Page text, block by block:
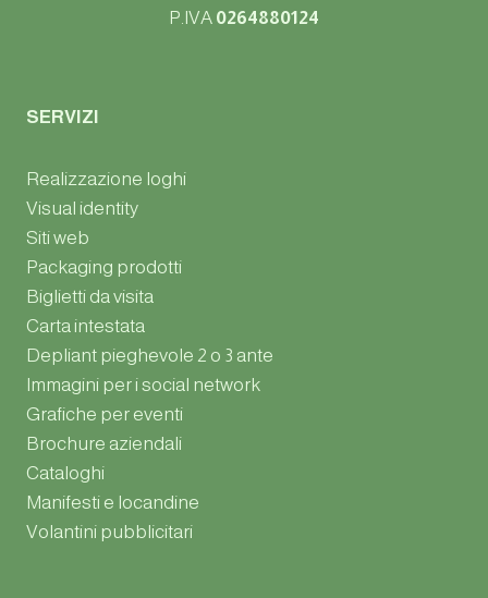
P.IVA 0264880124
SERVIZI
Realizzazione loghi
Visual identity
Siti web
Packaging prodotti
Biglietti da visita
Carta intestata
Depliant pieghevole 2 o 3 ante
Immagini per i social network
Grafiche per eventi
Brochure aziendali
Cataloghi
Manifesti e locandine
Volantini pubblicitari